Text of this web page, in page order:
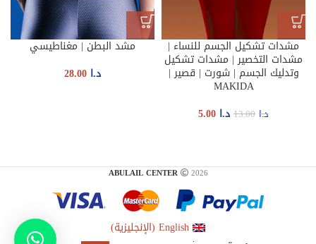
مشدات تشكيل الجسم للنساء |
مشدات التخصير | مشدات تشكيل
وتدليك الجسم | شورت | قصير |
MAKIDA
د.ا 13.00 د.ا 5.00
مشد البطن | مغناطيسي
د.ا 28.00
ABULAIL CENTER 2026
مشد دعامة الركبة
المفصلية | دعم الركبة
لإصابات الرباط الصليبي
الأمامي المتورمEnglish
(الإنجليزية)